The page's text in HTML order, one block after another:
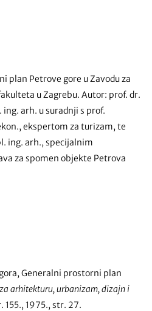
plan Petrove gore u Zavodu za
u Zagrebu. Autor: prof. dr.
arh. u suradnji s prof.
ekspertom za turizam, te
ing. arh., specijalnim
za spomen objekte Petrova
Generalni prostorni plan
arhitekturu, urbanizam, dizajn i
155., 1975., str. 27.